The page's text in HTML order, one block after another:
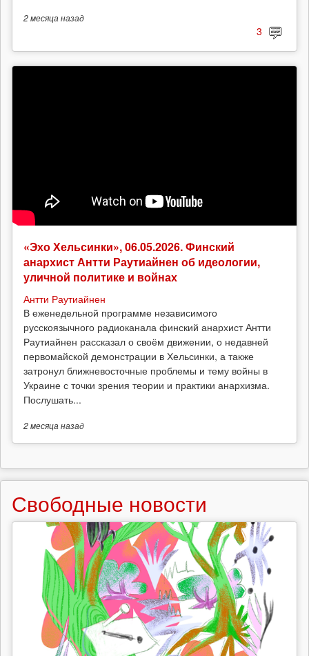
2 месяцаназад
3
«Эхо Хельсинки», 06.05.2026. Финский
анархист Антти Раутиайнен об идеологии,
уличной политике и войнах
Антти Раутиайнен
В еженедельной программе независимого
русскоязычного радиоканала финский анархист Антти
Раутиайнен рассказал о своём движении, о недавней
первомайской демонстрации в Хельсинки, а также
затронул ближневосточные проблемы и тему войны в
Украине с точки зрения теории и практики анархизма.
Послушать...
2 месяцаназад
Свободные новости